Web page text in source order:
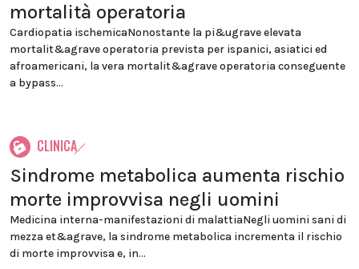
mortalità operatoria
Cardiopatia ischemicaNonostante la pi&ugrave elevata
mortalit&agrave operatoria prevista per ispanici, asiatici ed
afroamericani, la vera mortalit&agrave operatoria conseguente
a bypass...
CLINICA
Sindrome metabolica aumenta rischio
morte improvvisa negli uomini
Medicina interna-manifestazioni di malattiaNegli uomini sani di
mezza et&agrave, la sindrome metabolica incrementa il rischio
di morte improvvisa e, in...